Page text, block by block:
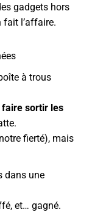
gadgets hors
l’affaire.
à trous
faire sortir les
fierté), mais
dans une
et… gagné.